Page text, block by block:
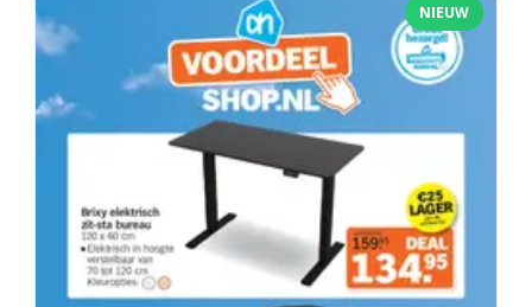
NIEUW